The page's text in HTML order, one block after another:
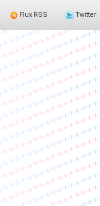
Flux RSS Twitter